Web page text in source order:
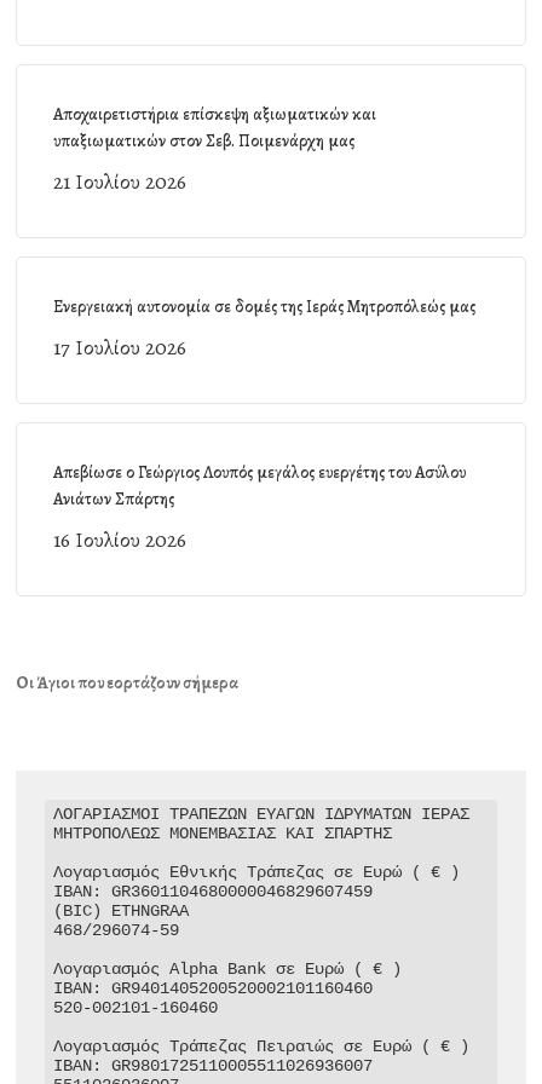
Αποχαιρετιστήρια επίσκεψη αξιωματικών και
υπαξιωματικών στον Σεβ. Ποιμενάρχη μας
21 Ιουλίου 2026
Ενεργειακή αυτονομία σε δομές της Ιεράς Μητροπόλεώς μας
17 Ιουλίου 2026
Απεβίωσε ο Γεώργιος Λουπός μεγάλος ευεργέτης του Ασύλου
Ανιάτων Σπάρτης
16 Ιουλίου 2026
Οι Άγιοι που εορτάζουν σήμερα
ΛΟΓΑΡΙΑΣΜΟΙ ΤΡΑΠΕΖΩΝ ΕΥΑΓΩΝ ΙΔΡΥΜΑΤΩΝ ΙΕΡΑΣ
ΜΗΤΡΟΠΟΛΕΩΣ ΜΟΝΕΜΒΑΣΙΑΣ ΚΑΙ ΣΠΑΡΤΗΣ
Λογαριασμός Εθνικής Τράπεζας σε Ευρώ ( € )
IBAN: GR3601104680000046829607459
(BIC) ETHNGRAA
468/296074-59
Λογαριασμός Alpha Bank σε Ευρώ ( € )
IBAN: GR9401405200520002101160460
520-002101-160460
Λογαριασμός Τράπεζας Πειραιώς σε Ευρώ ( € )
IBAN: GR9801725110005511026936007